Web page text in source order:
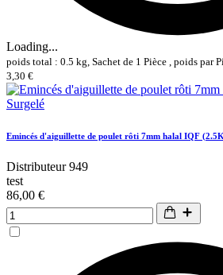
Loading...
poids total : 0.5 kg, Sachet de 1 Pièce , poids par
3,30 €
Emincés d'aiguillette de poulet rôti 7mm halal IQF
Distributeur 949
test
86,00 €